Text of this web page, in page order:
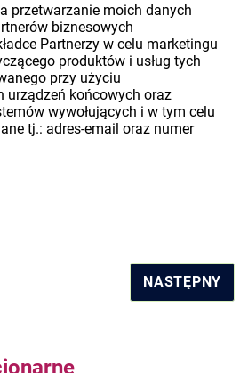
przetwarzanie moich danych
biznesowych
Partnerzy w celu marketingu
produktów i usług tych
przy użyciu
urządzeń końcowych oraz
wywołujących i w tym celu
tj.: adres-email oraz numer
NASTĘPNY